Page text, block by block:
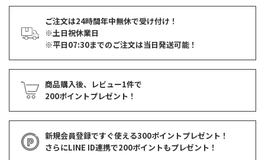
ご注文は24時間年中無休で受け付け！
※土日祝休業日
※平日07:30までのご注文は当日発送可能！
商品購入後、レビュー1件で
200ポイントプレゼント！
新規会員登録ですぐ使える300ポイントプレゼント！
さらにLINE ID連携で200ポイントもプレゼント！